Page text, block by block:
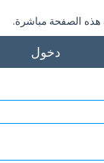
الصفحة مباشرة.
دخول